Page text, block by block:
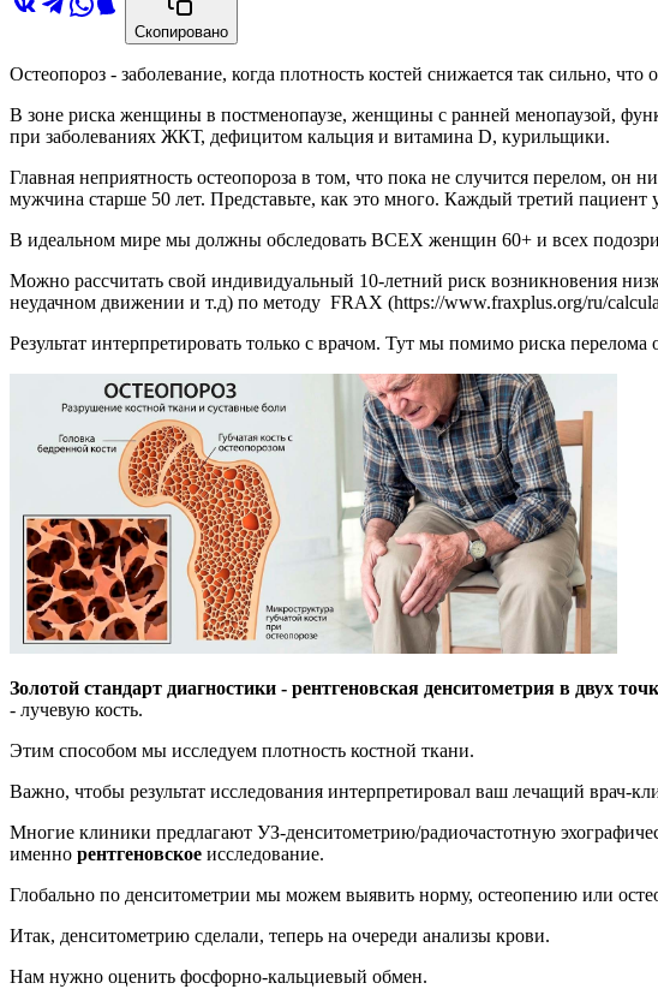
Скопировано
Остеопороз - заболевание, когда плотность костей снижается так сильно,
В зоне риска женщины в постменопаузе, женщины с ранней менопаузой,
при заболеваниях ЖКТ, дефицитом кальция и витамина D, курильщики.
Главная неприятность остеопороза в том, что пока не случится перелом,
мужчина старше 50 лет. Представьте, как это много. Каждый третий пациент
В идеальном мире мы должны обследовать ВСЕХ женщин 60+ и всех
Можно рассчитать свой индивидуальный 10-летний риск возникновения
неудачном движении и т.д) по методу FRAX (https://www.fraxplus.org/ru/
Результат интерпретировать только с врачом. Тут мы помимо риска
Золотой стандарт диагностики - рентгеновская денситометрия в двух
- лучевую кость.
Этим способом мы исследуем плотность костной ткани.
Важно, чтобы результат исследования интерпретировал ваш лечащий врач-
Многие клиники предлагают УЗ-денситометрию/радиочастотную
именно рентгеновское исследование.
Глобально по денситометрии мы можем выявить норму, остеопению или
Итак, денситометрию сделали, теперь на очереди анализы крови.
Нам нужно оценить фосфорно-кальциевый обмен.